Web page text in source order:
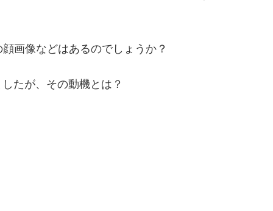
画像などはあるのでしょうか？
たが、その動機とは？